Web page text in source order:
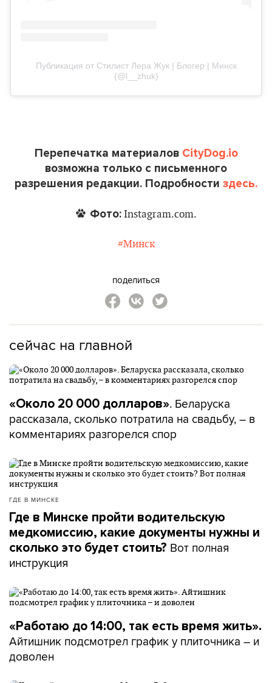
Публикация от Стилист Лера Жук | Блогер | Минск
(@l__zhuk)
Перепечатка материалов CityDog.io
возможна только с письменного
разрешения редакции. Подробности здесь.
Фото:Instagram.com.
#Минск
поделиться
сейчас на главной
«Около 20 000 долларов». Беларуска
рассказала, сколько потратила на свадьбу, – в
комментариях разгорелся спор
ГДЕ В МИНСКЕ
Где в Минске пройти водительскую
медкомиссию, какие документы нужны и
сколько это будет стоить? Вот полная
инструкция
«Работаю до 14:00, так есть время жить».
Айтишник подсмотрел график у плиточника – и
доволен